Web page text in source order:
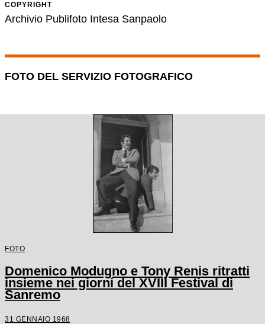
COPYRIGHT
Archivio Publifoto Intesa Sanpaolo
FOTO DEL SERVIZIO FOTOGRAFICO
FOTO
Domenico Modugno e Tony Renis ritratti
insieme nei giorni del XVIII Festival di
Sanremo
31 GENNAIO 1968